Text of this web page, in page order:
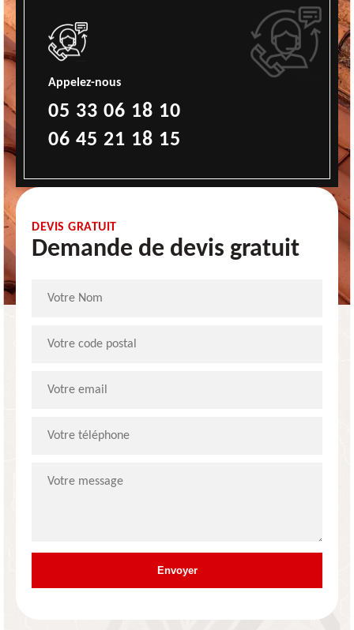
Appelez-nous
05 33 06 18 10
06 45 21 18 15
DEVIS GRATUIT
Demande de devis gratuit